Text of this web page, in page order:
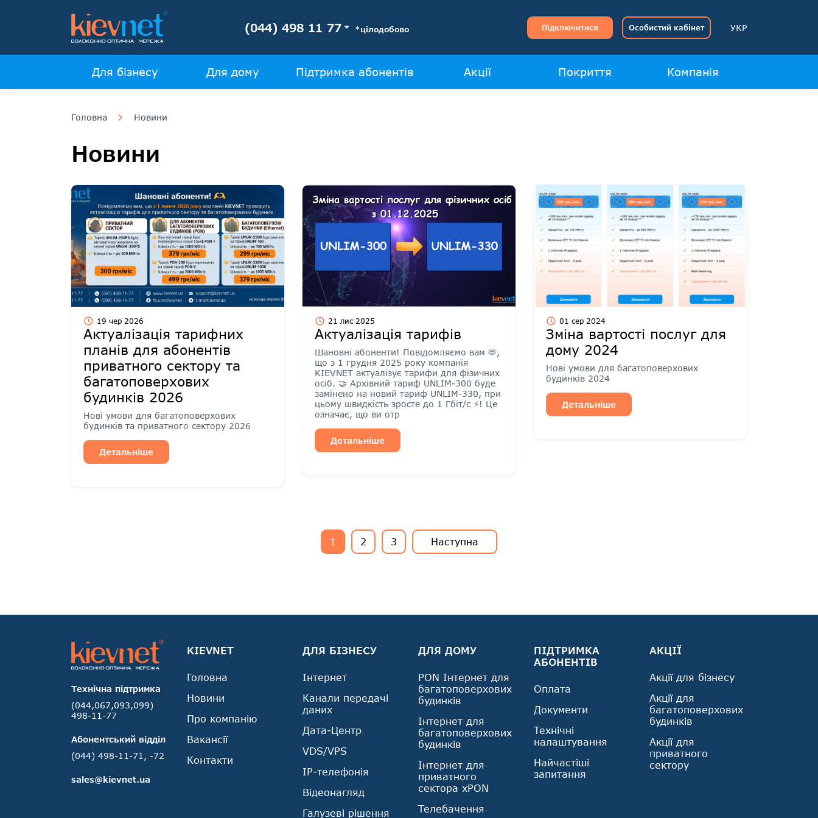
(044) 498 11 77 *цілодобово Підключитися Особистий кабінет УКР
Для бізнесу Для дому Підтримка абонентів Акції Покриття Компанія
Головна Новини
Новини
19 чер 2026
Актуалізація тарифних
планів для абонентів
приватного сектору та
багатоповерхових
будинків 2026
Нові умови для багатоповерхових
будинків та приватного сектору 2026
Детальніше
21 лис 2025
Актуалізація тарифів
Шановні абоненти! Повідомляємо вам 🫶,
що з 1 грудня 2025 року компанія
KIEVNET актуалізує тарифи для фізичних
осіб. 🤝 Архівний тариф UNLIM-300 буде
замінено на новий тариф UNLIM-330, при
цьому швидкість зросте до 1 Гбіт/с ⚡️! Це
означає, що ви отр
Детальніше
01 сер 2024
Зміна вартості послуг для
дому 2024
Нові умови для багатоповерхових
будинків 2024
Детальніше
1 2 3 Наступна
Технічна підтримка
(044,067,093,099)
498-11-77
Абонентський відділ
(044) 498-11-71, -72
sales@kievnet.ua
KIEVNET
Головна
Новини
Про компанію
Вакансії
Контакти
ДЛЯ БІЗНЕСУ
Інтернет
Канали передачі
даних
Дата-Центр
VDS/VPS
IP-телефонія
Відеонагляд
Галузеві рішення
ДЛЯ ДОМУ
PON Інтернет для
багатоповерхових
будинків
Інтернет для
багатоповерхових
будинків
Інтернет для
приватного
сектора xPON
Телебачення
ПІДТРИМКА
АБОНЕНТІВ
Оплата
Документи
Технічні
налаштування
Найчастіші
запитання
АКЦІЇ
Акції для бізнесу
Акції для
багатоповерхових
будинків
Акції для
приватного
сектору